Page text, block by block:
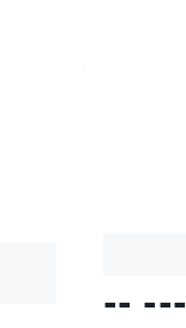
-- ---